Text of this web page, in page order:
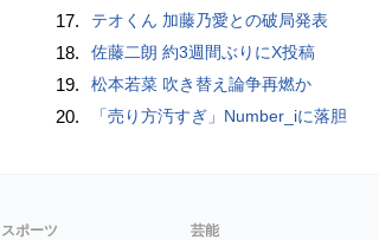
17. テオくん 加藤乃愛との破局発表
18. 佐藤二朗 約3週間ぶりにX投稿
19. 松本若菜 吹き替え論争再燃か
20. 「売り方汚すぎ」Number_iに落胆
スポーツ 芸能